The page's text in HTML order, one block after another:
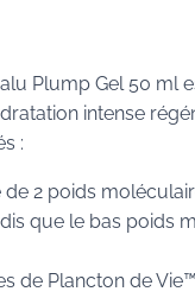
Plump Gel 50 ml
intense
:
de 2 poids
que le bas poids
de Plancton de